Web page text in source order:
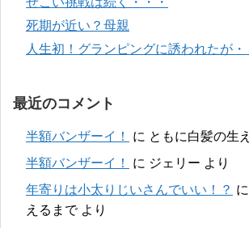
死期が近い？母親
人生初！グランピングに誘われたが・
最近のコメント
半額バンザーイ！ に ともに白髪の生
半額バンザーイ！
に ジェリー より
年寄りは小太りじいさんでいい！？ に
えるまでより